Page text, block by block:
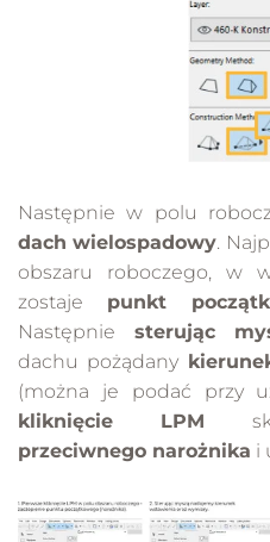
Następnie w polu
dach wielospadowy.
obszaru roboczego, w
zostaje punkt
Następnie sterując
dachu pożądany
(można je podać przy
kliknięcie LPM
przeciwnego narożnika i